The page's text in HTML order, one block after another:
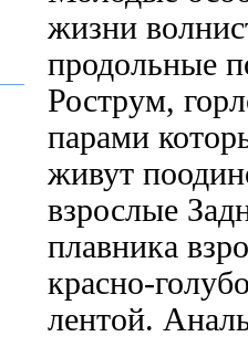
жизни
продольные
Рострум,
парами
живут
взрослые
плавника
красно-
лентой.